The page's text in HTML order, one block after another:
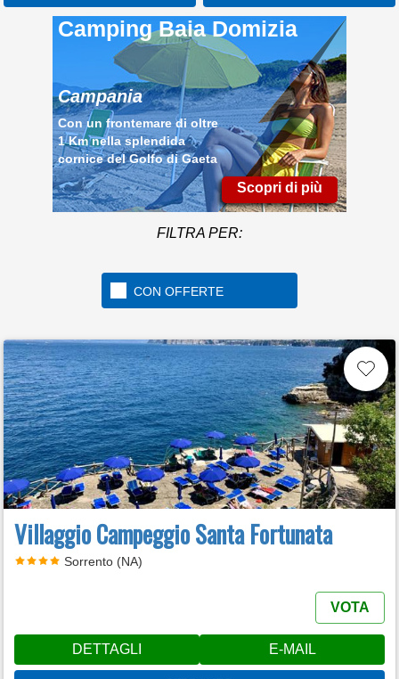
Camping Baia Domizia
Campania
Con un frontemare di oltre
1 Km nella splendida
cornice del Golfo di Gaeta
Scopri di più
FILTRA PER:
CON OFFERTE
Villaggio Campeggio Santa Fortunata
Sorrento (NA)
VOTA
DETTAGLI E-MAIL